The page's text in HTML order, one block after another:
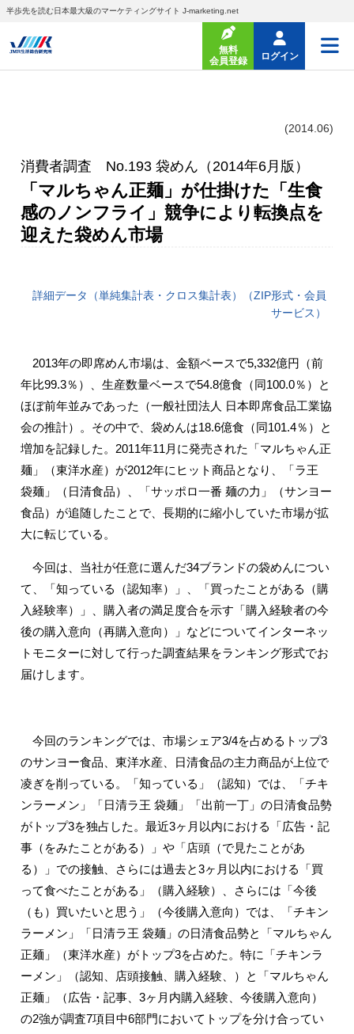
半歩先を読む日本最大級のマーケティングサイト J-marketing.net
無料
会員登録
ログイン
(2014.06)
消費者調査 No.193 袋めん（2014年6月版）
「マルちゃん正麺」が仕掛けた「生食
感のノンフライ」競争により転換点を
迎えた袋めん市場
詳細データ（単純集計表・クロス集計表）（ZIP形式・会員
サービス）
2013年の即席めん市場は、金額ベースで5,332億円（前
年比99.3％）、生産数量ベースで54.8億食（同100.0％）と
ほぼ前年並みであった（一般社団法人 日本即席食品工業協
会の推計）。その中で、袋めんは18.6億食（同101.4％）と
増加を記録した。2011年11月に発売された「マルちゃん正
麺」（東洋水産）が2012年にヒット商品となり、「ラ王
袋麺」（日清食品）、「サッポロ一番 麺の力」（サンヨー
食品）が追随したことで、長期的に縮小していた市場が拡
大に転じている。
今回は、当社が任意に選んだ34ブランドの袋めんについ
て、「知っている（認知率）」、「買ったことがある（購
入経験率）」、購入者の満足度合を示す「購入経験者の今
後の購入意向（再購入意向）」などについてインターネッ
トモニターに対して行った調査結果をランキング形式でお
届けします。
今回のランキングでは、市場シェア3/4を占めるトップ3
のサンヨー食品、東洋水産、日清食品の主力商品が上位で
凌ぎを削っている。「知っている」（認知）では、「チキ
ンラーメン」「日清ラ王 袋麺」「出前一丁」の日清食品勢
がトップ3を独占した。最近3ヶ月以内における「広告・記
事（をみたことがある）」や「店頭（で見たことがあ
る）」での接触、さらには過去と3ヶ月以内における「買
って食べたことがある」（購入経験）、さらには「今後
（も）買いたいと思う」（今後購入意向）では、「チキン
ラーメン」「日清ラ王 袋麺」の日清食品勢と「マルちゃん
正麺」（東洋水産）がトップ3を占めた。特に「チキンラ
ーメン」（認知、店頭接触、購入経験、）と「マルちゃん
正麺」（広告・記事、3ヶ月内購入経験、今後購入意向）
の2強が調査7項目中6部門においてトップを分け合ってい